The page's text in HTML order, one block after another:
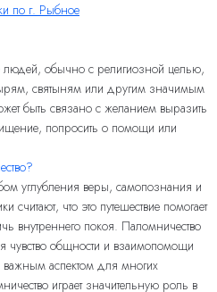
по г. Рыбное
людей, обычно с религиозной целью,
святыням или другим значимым
быть связано с желанием выразить
попросить о помощи или
углубления веры, самопознания и
что это путешествие помогает
внутреннего покоя. Паломничество
чувство общности и взаимопомощи
важным аспектом для многих
играет значительную роль в